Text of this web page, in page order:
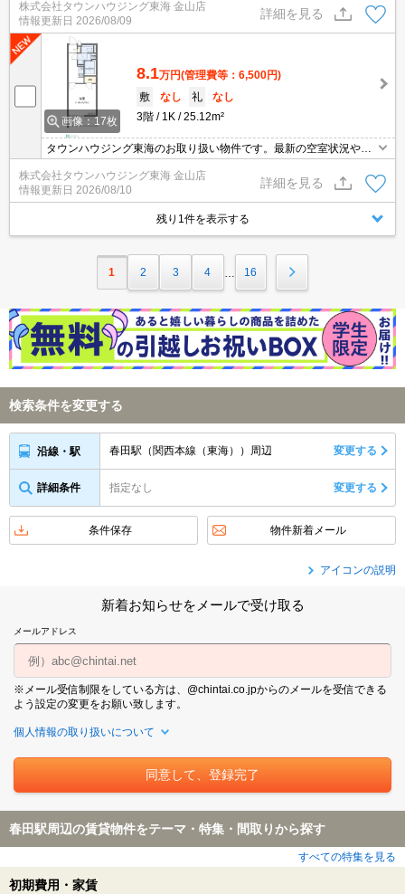
株式会社タウンハウジング東海 金山店
情報更新日 2026/08/09
詳細を見る
画像：17枚
8.1万円(管理費等：6,500円)
敷
なし 礼
なし
3階
1K 25.12m²
タウンハウジング東海のお取り扱い物件です。最新の空室状況やの
詳細などお気軽にお問い合わせ下さい。
株式会社タウンハウジング東海 金山店
情報更新日 2026/08/10
詳細を見る
残り1件を表示する
1 2 3 4 16
検索条件を変更する
沿線・駅 春田駅（関西本線（東海））周辺 変更する
詳細条件 指定なし 変更する
条件保存 物件新着メール
アイコンの説明
新着お知らせをメールで受け取る
メールアドレス
※メール受信制限をしている方は、@chintai.co.jpからのメールを受信できる
よう設定の変更をお願い致します。
個人情報の取り扱いについて
春田駅周辺の賃貸物件をテーマ・特集・間取りから探す
すべての特集を見る
初期費用・家賃